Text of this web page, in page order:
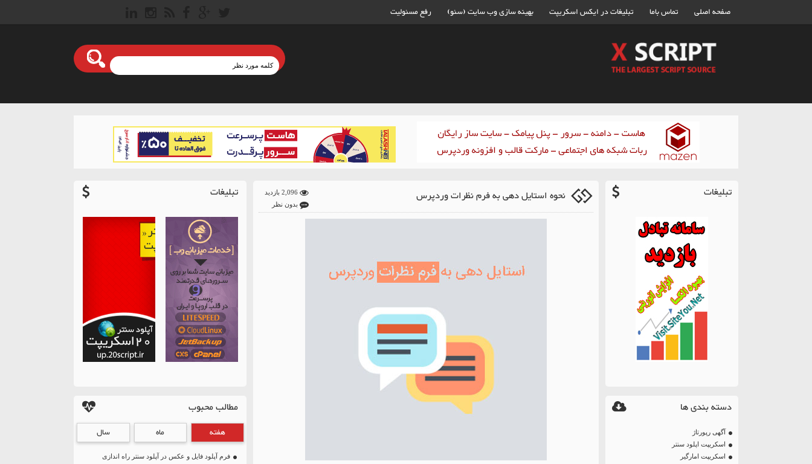
صفحه اصلی تماس باما تبلیغات در ایکس اسکریپت بهینه سازی وب سایت (سئو) رفع مسئولیت
تبلیغات
دسته بندی ها
آگهی رپورتاژ
اسکریپت اپلود سنتر
اسکریپت امارگیر
نحوه استایل دهی به فرم نظرات وردپرس
2,096 بازدید
بدون نظر
تبلیغات
مطالب محبوب
هفته ماه سال
فرم آپلود فایل و عکس در آپلود سنتر راه اندازی